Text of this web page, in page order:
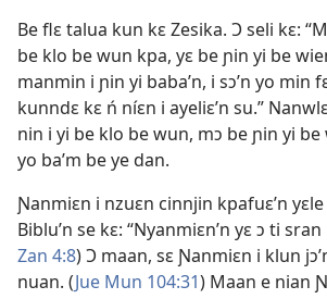
Be flɛ talua kun kɛ Zesika. Ɔ seli kɛ:
be klo be wun kpa, yɛ be ɲin yi be
manmin i ɲin yi baba’n, i sɔ’n yo min
kunndɛ kɛ ń níɛn i ayeliɛ’n su.”
nin i yi be klo be wun, mɔ be ɲin yi be
yo ba’m be ye dan.
Ɲanmiɛn i nzuɛn cinnjin kpafuɛ’n yɛle
Biblu’n se kɛ: “Nyanmiɛn’n yɛ ɔ ti
Zan 4:8) Ɔ maan, sɛ Ɲanmiɛn i klun
nuan. (Jue Mun 104:31) Maan e nian